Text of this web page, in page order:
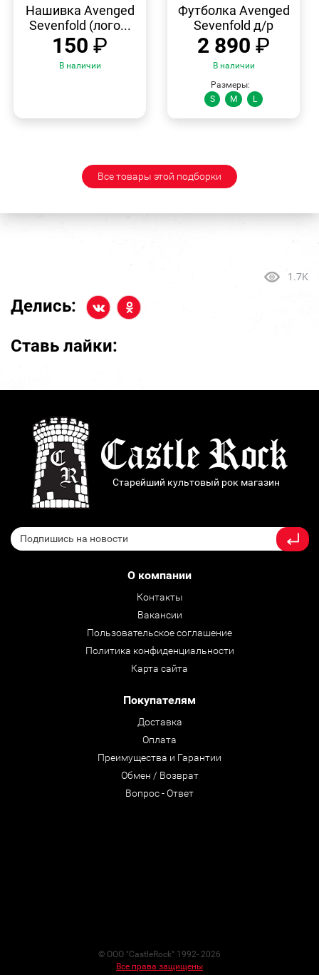
ПРОСМОТР
Нашивка Avenged
Sevenfold (лого...
150 ₽
В наличии
ПРОСМОТР
Футболка Avenged
Sevenfold д/р
2 890 ₽
В наличии
Размеры:
S
M L
Все товары этой подборки
1.7K
Делись:
Ставь лайки:
Старейший культовый рок магазин
О компании
Контакты
Вакансии
Пользовательское соглашение
Политика конфиденциальности
Карта сайта
Покупателям
Доставка
Оплата
Преимущества и Гарантии
Обмен / Возврат
Вопрос - Ответ
© ООО "CastleRock" 1992- 2026
Все права защищены